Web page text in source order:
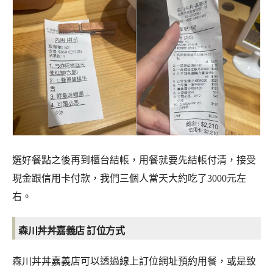
選好餐點之後再到櫃台結帳，用餐就要先結帳付清，接受
現金跟信用卡付款，我們三個人當天大約吃了3000元左
右。
森川丼丼嘉義店 訂位方式
森川丼丼嘉義店可以透過線上訂位網址預約用餐，或是致